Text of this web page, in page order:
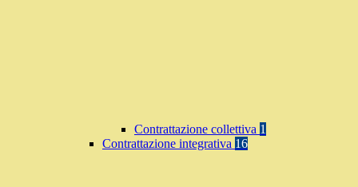
Contrattazione collettiva 1
Contrattazione integrativa 16